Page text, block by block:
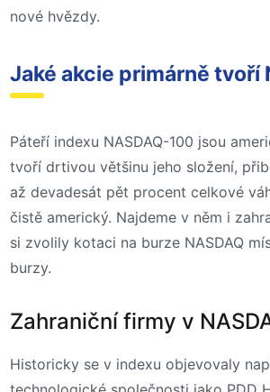
nové hvězdy.
Jaké akcie primárně tvoří
Páteří indexu NASDAQ-100 jsou
tvoří drtivou většinu jeho složení,
až devadesát pět procent celkové
čistě americký. Najdeme v něm i
si zvolily kotaci na burze NASDAQ
burzy.
Zahraniční firmy v
Historicky se v indexu objevovaly